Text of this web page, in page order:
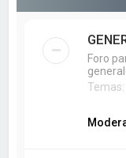
Foro
Temas: